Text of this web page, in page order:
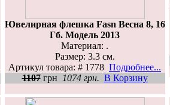
Ювелирная флешка Fasn Весна 8, 16
Гб. Модель 2013
Материал: .
Размер: 3.3 см.
Артикул товара: # 1778 Подробнее...
1107грн 1074 грн. В Корзину